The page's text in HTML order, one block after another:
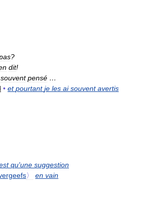
?
dit!
souvent pensé …
• et pourtant je les ai souvent avertis
qu'une suggestion
〉 en vain